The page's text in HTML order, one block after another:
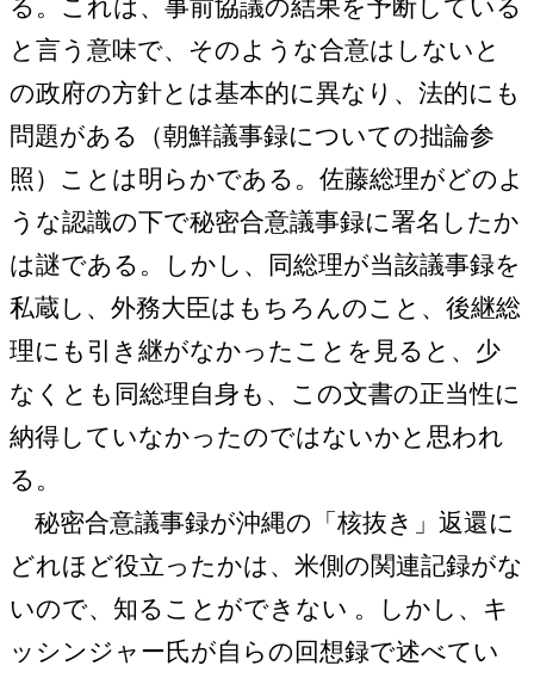
る。これは、事前協議の結果を予断している
と言う意味で、そのような合意はしないと
の政府の方針とは基本的に異なり、法的にも
問題がある（朝鮮議事録についての拙論参
照）ことは明らかである。佐藤総理がどのよ
うな認識の下で秘密合意議事録に署名したか
は謎である。しかし、同総理が当該議事録を
私蔵し、外務大臣はもちろんのこと、後継総
理にも引き継がなかったことを見ると、少
なくとも同総理自身も、この文書の正当性に
納得していなかったのではないかと思われ
る。
秘密合意議事録が沖縄の「核抜き」返還に
どれほど役立ったかは、米側の関連記録がな
いので、知ることができない 。しかし、キ
ッシンジャー氏が自らの回想録で述べてい